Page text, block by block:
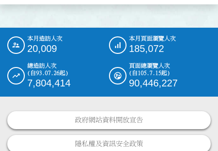
::: 本月造訪人次
20,009
本月頁面瀏覽人次
185,072
總造訪人次
(自93.07.26起)
7,804,414
頁面總瀏覽人次
(自105.7.15起)
90,446,227
政府網站資料開放宣告
隱私權及資訊安全政策